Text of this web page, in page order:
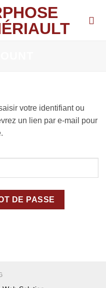
votre identifiant ou
un lien par e-mail pour
DE PASSE